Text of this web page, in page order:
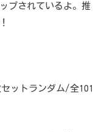
プされているよ。推
ットランダム/全101